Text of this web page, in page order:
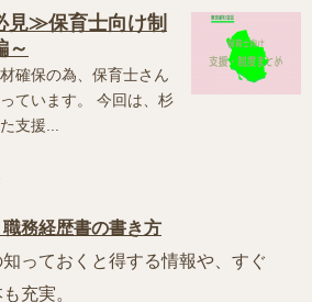
≫保育士向け制
～
確保の為、保育士さん
ています。 今回は、杉
支援...
務経歴書の書き方
っておくと得する情報や、すぐ
充実。